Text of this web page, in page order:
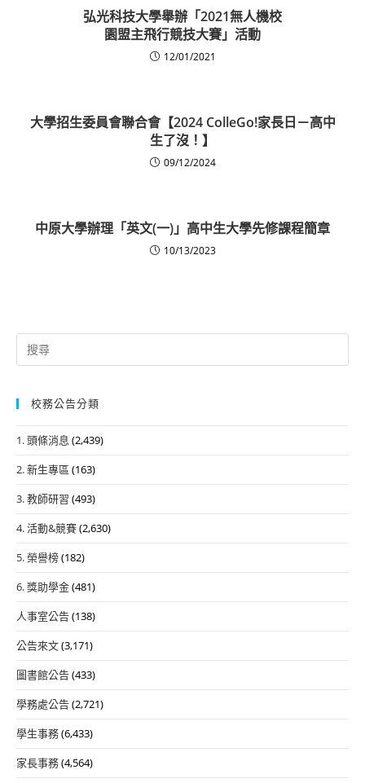
弘光科技大學舉辦「2021無人機校
園盟主飛行競技大賽」活動
12/01/2021
大學招生委員會聯合會【2024 ColleGo!家長日－高中
生了沒！】
09/12/2024
中原大學辦理「英文(一)」高中生大學先修課程簡章
10/13/2023
Search
for:
校務公告分類
1. 頭條消息 (2,439)
2. 新生專區 (163)
3. 教師研習 (493)
4. 活動&競賽(2,630)
5. 榮譽榜(182)
6. 獎助學金(481)
人事室公告(138)
公告來文(3,171)
圖書館公告(433)
學務處公告(2,721)
學生事務(6,433)
家長事務(4,564)